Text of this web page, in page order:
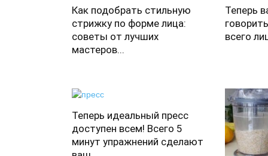
Как подобрать стильную
стрижку по форме лица:
советы от лучших
мастеров...
Теперь
всего
Теперь идеальный пресс
доступен всем! Всего 5
минут упражнений сделают